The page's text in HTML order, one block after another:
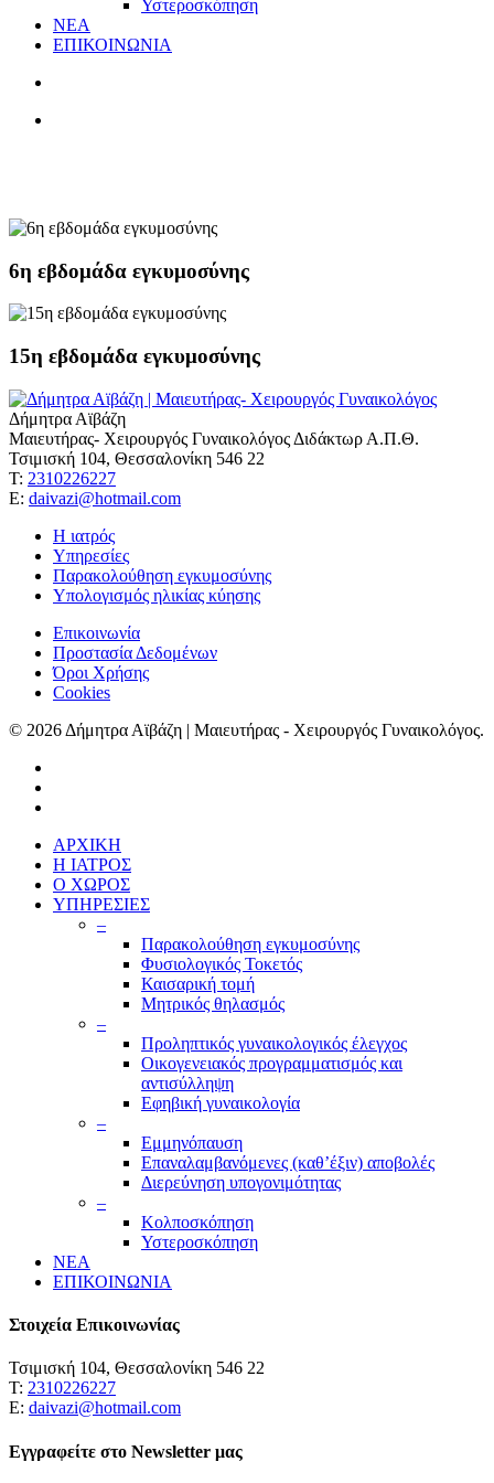
Υστεροσκόπηση
ΝΕΑ
ΕΠΙΚΟΙΝΩΝΙΑ
6η εβδομάδα εγκυμοσύνης
15η εβδομάδα εγκυμοσύνης
Δήμητρα Αϊβάζη
Μαιευτήρας- Χειρουργός Γυναικολόγος Διδάκτωρ Α.Π.Θ.
Τσιμισκή 104, Θεσσαλονίκη 546 22
Τ: 2310226227
Ε: daivazi@hotmail.com
Η ιατρός
Υπηρεσίες
Παρακολούθηση εγκυμοσύνης
Υπολογισμός ηλικίας κύησης
Επικοινωνία
Προστασία Δεδομένων
Όροι Χρήσης
Cookies
© 2026 Δήμητρα Αϊβάζη | Μαιευτήρας - Χειρουργός Γυναικολόγος.
ΑΡΧΙΚΗ
Η ΙΑΤΡΟΣ
Ο ΧΩΡΟΣ
ΥΠΗΡΕΣΙΕΣ
–
Παρακολούθηση εγκυμοσύνης
Φυσιολογικός Τοκετός
Καισαρική τομή
Μητρικός θηλασμός
–
Προληπτικός γυναικολογικός έλεγχος
Οικογενειακός προγραμματισμός και
αντισύλληψη
Εφηβική γυναικολογία
–
Εμμηνόπαυση
Επαναλαμβανόμενες (καθ’έξιν) αποβολές
Διερεύνηση υπογονιμότητας
–
Κολποσκόπηση
Υστεροσκόπηση
ΝΕΑ
ΕΠΙΚΟΙΝΩΝΙΑ
Στοιχεία Επικοινωνίας
Τσιμισκή 104, Θεσσαλονίκη 546 22
Τ: 2310226227
Ε: daivazi@hotmail.com
Εγγραφείτε στο Newsletter μας